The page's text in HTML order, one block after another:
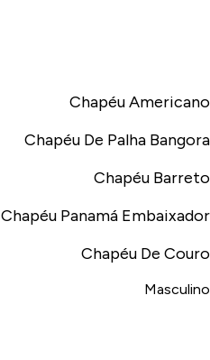
Chapéu Americano
Chapéu De Palha Bangora
Chapéu Barreto
Chapéu Panamá Embaixador
Chapéu De Couro
Masculino